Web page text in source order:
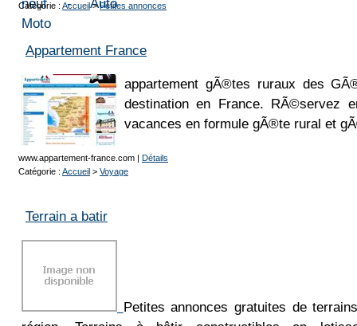
Catégorie : Accueil>Petites annonces
Appartement France
appartement gÃ®tes ruraux des
destination en France. RÃ©servez
vacances en formule gÃ®te rural et
www.appartement-france.com | Détails
Catégorie : Accueil > Voyage
Terrain a batir
Petites annonces gratuites de